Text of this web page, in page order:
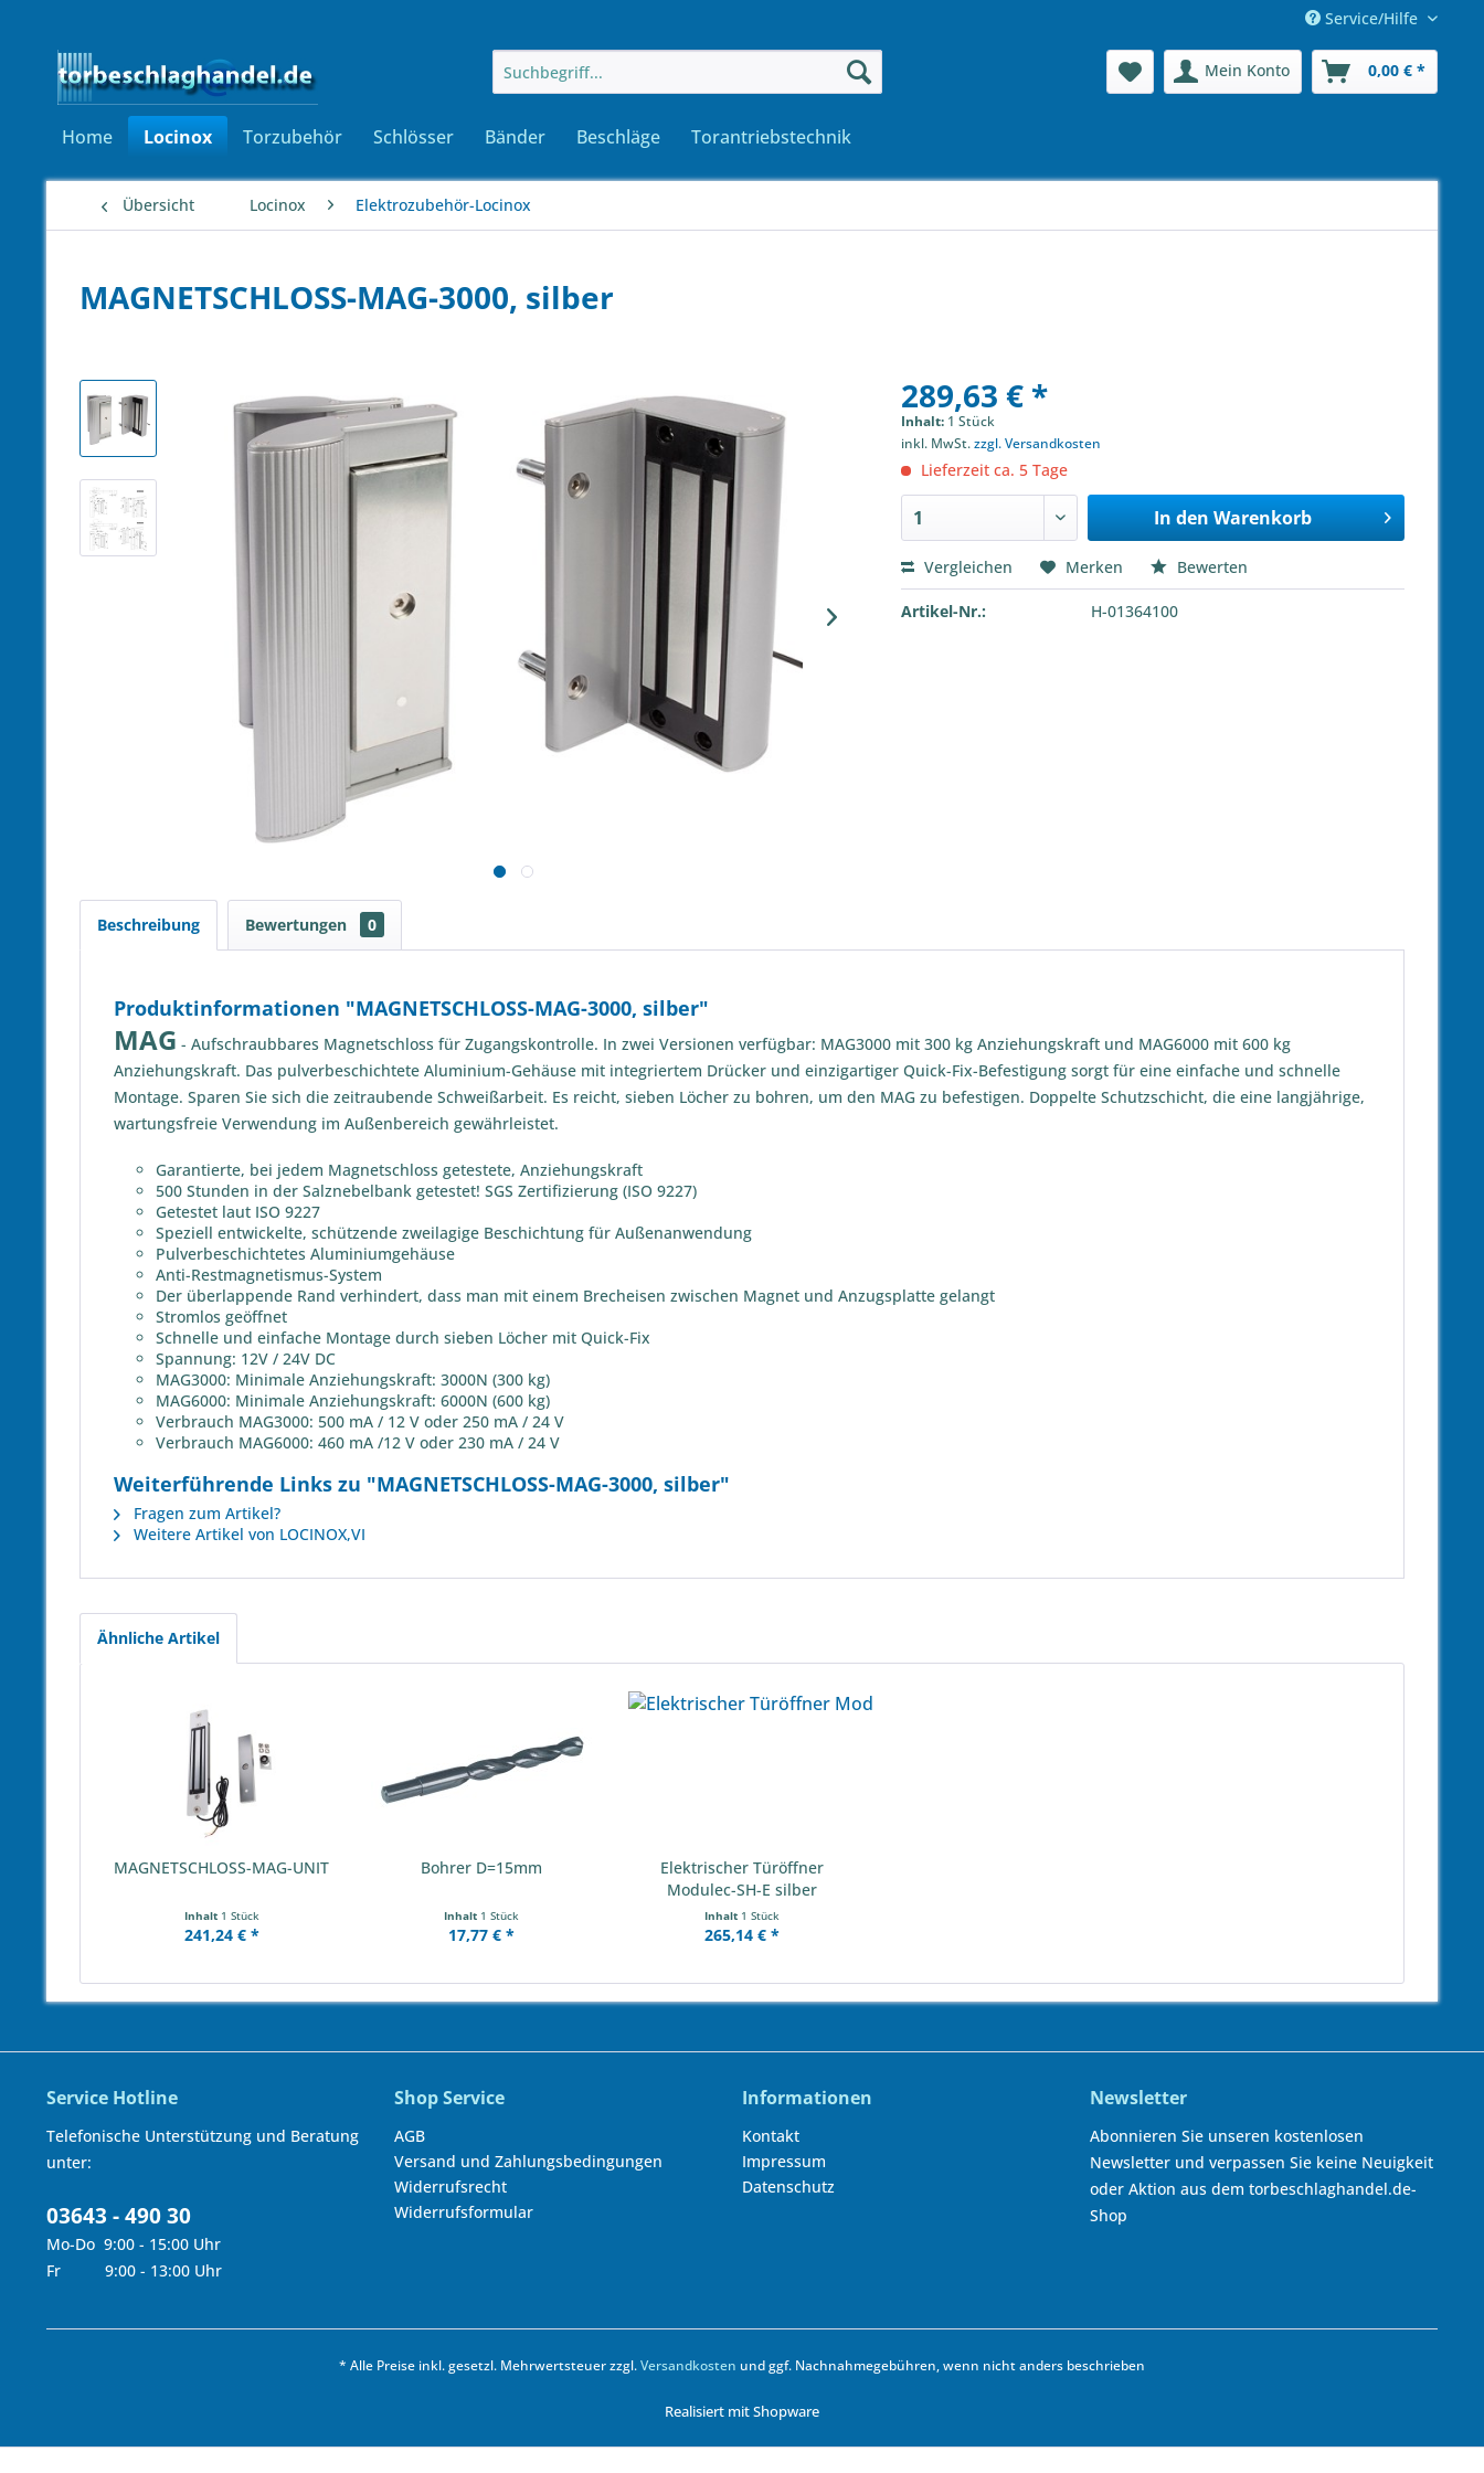
Service/Hilfe
Mein Konto 0,00 € *
Home Locinox Torzubehör Schlösser Bänder Beschläge Torantriebstechnik
Übersicht Locinox Elektrozubehör-Locinox
MAGNETSCHLOSS-MAG-3000, silber
289,63 € *
Inhalt: 1 Stück
inkl. MwSt.zzgl. Versandkosten
Lieferzeit ca. 5 Tage
In den Warenkorb
Vergleichen Merken Bewerten
Artikel-Nr.: H-01364100
Beschreibung Bewertungen 0
Produktinformationen "MAGNETSCHLOSS-MAG-3000, silber"
MAG - Aufschraubbares Magnetschloss für Zugangskontrolle. In zwei Versionen verfügbar: MAG3000 mit 300 kg Anziehungskraft und MAG6000 mit 600 kg
Anziehungskraft. Das pulverbeschichtete Aluminium-Gehäuse mit integriertem Drücker und einzigartiger Quick-Fix-Befestigung sorgt für eine einfache und schnelle
Montage. Sparen Sie sich die zeitraubende Schweißarbeit. Es reicht, sieben Löcher zu bohren, um den MAG zu befestigen. Doppelte Schutzschicht, die eine langjährige,
wartungsfreie Verwendung im Außenbereich gewährleistet.
Garantierte, bei jedem Magnetschloss getestete, Anziehungskraft
500 Stunden in der Salznebelbank getestet! SGS Zertifizierung (ISO 9227)
Getestet laut ISO 9227
Speziell entwickelte, schützende zweilagige Beschichtung für Außenanwendung
Pulverbeschichtetes Aluminiumgehäuse
Anti-Restmagnetismus-System
Der überlappende Rand verhindert, dass man mit einem Brecheisen zwischen Magnet und Anzugsplatte gelangt
Stromlos geöffnet
Schnelle und einfache Montage durch sieben Löcher mit Quick-Fix
Spannung: 12V / 24V DC
MAG3000: Minimale Anziehungskraft: 3000N (300 kg)
MAG6000: Minimale Anziehungskraft: 6000N (600 kg)
Verbrauch MAG3000: 500 mA / 12 V oder 250 mA / 24 V
Verbrauch MAG6000: 460 mA /12 V oder 230 mA / 24 V
Weiterführende Links zu "MAGNETSCHLOSS-MAG-3000, silber"
Fragen zum Artikel?
Weitere Artikel von LOCINOX,VI
Ähnliche Artikel
MAGNETSCHLOSS-MAG-UNIT
Inhalt 1 Stück
241,24 € *
Bohrer D=15mm
Inhalt 1 Stück
17,77 € *
Elektrischer Türöffner
Modulec-SH-E silber
Inhalt 1 Stück
265,14 € *
Service Hotline
Telefonische Unterstützung und Beratung
unter:
03643 - 490 30
Mo-Do 9:00 - 15:00 Uhr
Fr 9:00 - 13:00 Uhr
Shop Service
AGB
Versand und Zahlungsbedingungen
Widerrufsrecht
Widerrufsformular
Informationen
Kontakt
Impressum
Datenschutz
Newsletter
Abonnieren Sie unseren kostenlosen
Newsletter und verpassen Sie keine Neuigkeit
oder Aktion aus dem torbeschlaghandel.de-
Shop
* Alle Preise inkl. gesetzl. Mehrwertsteuer zzgl.Versandkosten und ggf. Nachnahmegebühren, wenn nicht anders beschrieben
Realisiert mit Shopware